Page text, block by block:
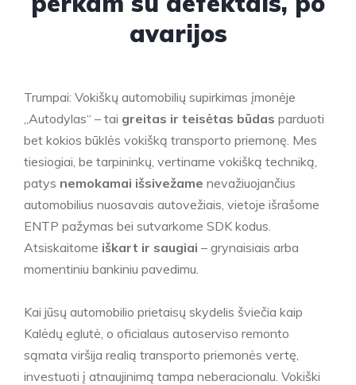
avarijos
Trumpai: Vokiškų automobilių supirkimas įmonėje
„Autodylas“ – tai greitas ir teisėtas būdas parduoti
bet kokios būklės vokišką transporto priemonę. Mes
tiesiogiai, be tarpininkų, vertiname vokišką techniką,
patys nemokamai išsivežame nevažiuojančius
automobilius nuosavais autovežiais, vietoje išrašome
ENTP pažymas bei sutvarkome SDK kodus.
Atsiskaitome iškart ir saugiai – grynaisiais arba
momentiniu bankiniu pavedimu.
Kai jūsų automobilio prietaisų skydelis šviečia kaip
Kalėdų eglutė, o oficialaus autoserviso remonto
sąmata viršija realią transporto priemonės vertę,
investuoti į atnaujinimą tampa neberacionalu. Vokiški